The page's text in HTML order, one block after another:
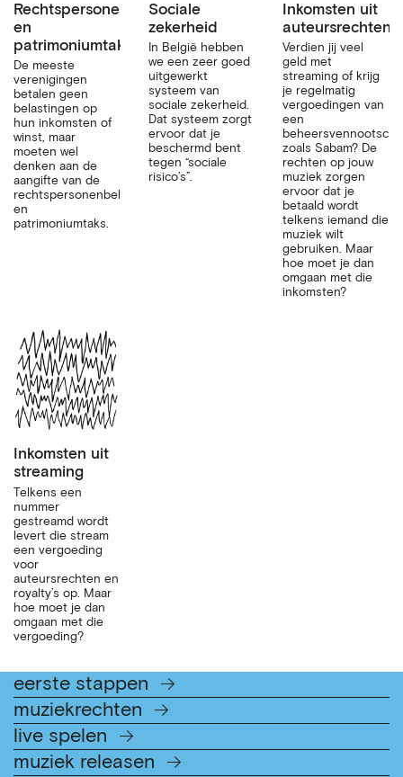
Rechtspersonenbelasting
en
patrimoniumtaks
De meeste
verenigingen
betalen geen
belastingen op
hun inkomsten of
winst, maar
moeten wel
denken aan de
aangifte van de
rechtspersonenbelasting
en
patrimoniumtaks.
Sociale
zekerheid
In België hebben
we een zeer goed
uitgewerkt
systeem van
sociale zekerheid.
Dat systeem zorgt
ervoor dat je
beschermd bent
tegen “sociale
risico’s”.
Inkomsten uit
auteursrechten
Verdien jij veel
geld met
streaming of krijg
je regelmatig
vergoedingen van
een
zoals Sabam? De
rechten op jouw
muziek zorgen
ervoor dat je
betaald wordt
telkens iemand die
muziek wilt
gebruiken. Maar
hoe moet je dan
omgaan met die
inkomsten?
Inkomsten uit
streaming
Telkens een
nummer
gestreamd wordt
levert die stream
een vergoeding
voor
auteursrechten en
royalty’s op. Maar
hoe moet je dan
omgaan met die
vergoeding?
eerste stappen
muziekrechten
live spelen
muziek releasen